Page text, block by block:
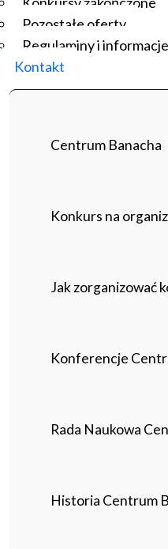
Pozostałe oferty
Regulaminy i informacje
Kontakt
Centrum Banacha
Konkurs na
Jak zorganizować
Konferencje
Rada Naukowa
Historia Centrum